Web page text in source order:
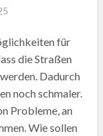
für
die Straßen
Dadurch
noch schmaler.
Probleme, an
Wie sollen